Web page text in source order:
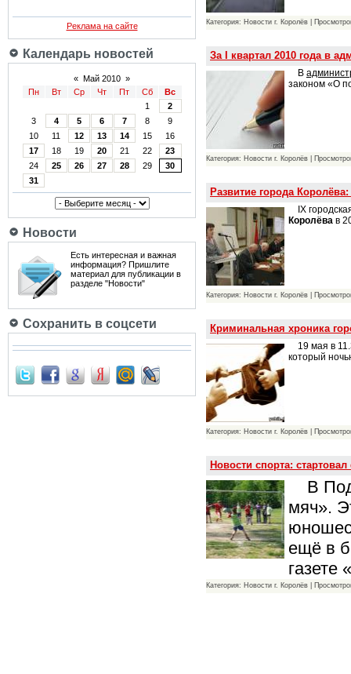
Реклама на сайте
Календарь новостей
« Май 2010 »
Пн
Вт Ср Чт Пт Сб
Вс
1
2
3
4 5 6 7 8
9
10
11 12 13 14 15
16
17
18 19 20 21 22
23
24
25 26 27 28 29
30
31
Новости
Есть интересная и важная
информация? Пришлите
материал для публикации в
разделе "Новости"
Сохранить в соцсети
Категория: Новости г. Королёв |
За I квартал 2010 года в
В
законом «О
Категория: Новости г. Королёв |
Развитие города
IX
Королёва в
Категория: Новости г. Королёв |
Криминальная хроника
19 мая в
который
Категория: Новости г. Королёв |
Новости спорта:
В
мяч».
ещё в
газете
Категория: Новости г. Королёв |